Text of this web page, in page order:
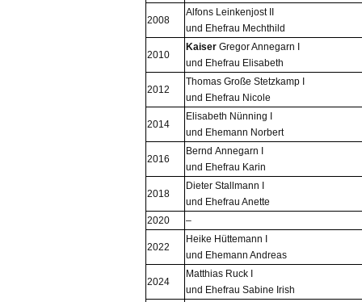
2008
Alfons Leinkenjost II
und Ehefrau Mechthild
2010
Kaiser Gregor Annegarn I
und Ehefrau Elisabeth
2012
Thomas Große Stetzkamp I
und Ehefrau Nicole
2014
Elisabeth Nünning I
und Ehemann Norbert
2016
Bernd Annegarn I
und Ehefrau Karin
2018
Dieter Stallmann I
und Ehefrau Anette
2020
–
2022
Heike Hüttemann I
und Ehemann Andreas
2024
Matthias Ruck I
und Ehefrau Sabine Irish